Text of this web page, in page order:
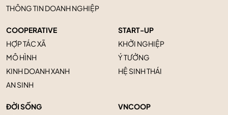
THÔNG TIN DOANH NGHIỆP
COOPERATIVE
HỢP TÁC XÃ
MÔ HÌNH
KINH DOANH XANH
AN SINH
START-UP
KHỞI NGHIỆP
Ý TƯỞNG
HỆ SINH THÁI
ĐỜI SỐNG
VNCOOP